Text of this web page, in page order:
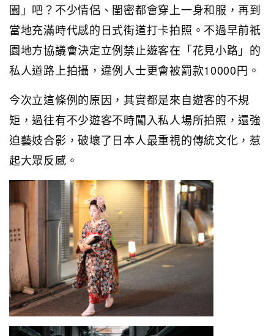
園」吧？不少情侶、閨密都會穿上一身和服，再到
當地充滿時代感的日式街道打卡拍照。不過早前祇
園地方協議會決定立例禁止遊客在「花見小路」的
私人道路上拍攝，違例人士更會被罰款10000円。
今次立這條例的原因，其實都是來自遊客的不規
矩，過往有不少遊客不時闖入私人場所拍照，還強
迫藝妓合影，破壞了日本人最重視的傳統文化，惹
起大眾反感。